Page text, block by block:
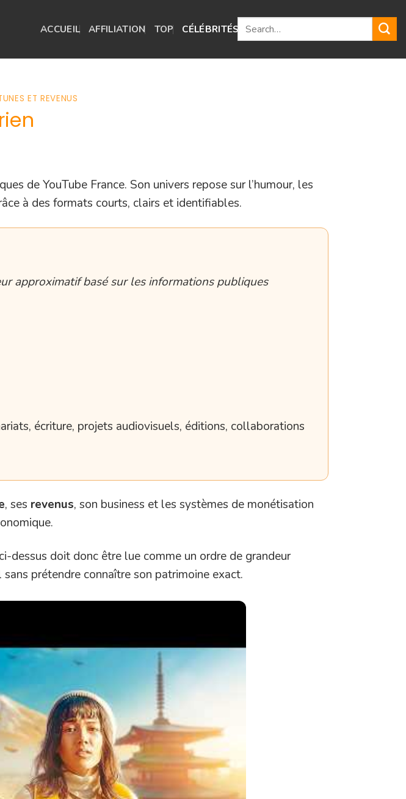
ACCUEIL AFFILIATION TOP CÉLÉBRITÉS GUIDES
ET REVENUS
de YouTube France. Son univers repose sur l’humour, les
à des formats courts, clairs et identifiables.
approximatif basé sur les informations publiques
écriture, projets audiovisuels, éditions, collaborations
, ses revenus, son business et les systèmes de monétisation
dessus doit donc être lue comme un ordre de grandeur
prétendre connaître son patrimoine exact.